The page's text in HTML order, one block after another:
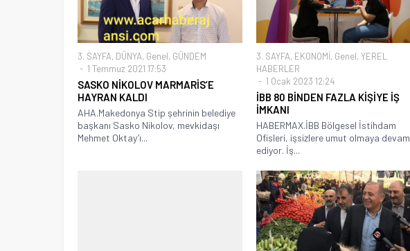
3. SAYFA, DÜNYA, Genel, GÜNDEM
1 Temmuz 2021 17:53
SASKO NİKOLOV MARMARİS’E
HAYRAN KALDI
AHA.Makedonya Stip şehrinin belediye
başkanı Sasko Nikolov, mevkidaşı
Mehmet Oktay’ı...
3. SAYFA, EKONOMİ, Genel, YEREL
HABERLER
1 Ocak 2023 12:24
İBB 80 BİNDEN FAZLA KİŞİYE İŞ
İMKANI
HABERMAX.İBB Bölgesel İstihdam
Ofisleri, işsizlere umut olmaya devam
ediyor. İş...